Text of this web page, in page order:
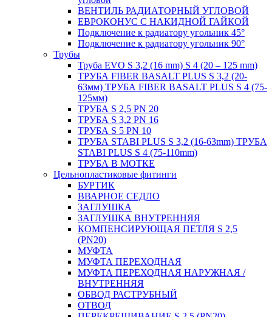
ВЕНТИЛЬ РАДИАТОРНЫЙ УГЛОВОЙ
ЕВРОКОНУС С НАКИДНОЙ ГАЙКОЙ
Подключение к радиатору угольник 45°
Подключение к радиатору угольник 90°
Трубы
Труба EVO S 3,2 (16 mm) S 4 (20 – 125 mm)
ТРУБА FIBER BASALT PLUS S 3,2 (20-
63мм) ТРУБА FIBER BASALT PLUS S 4 (75-
125мм)
ТРУБА S 2,5 PN 20
ТРУБА S 3,2 PN 16
ТРУБА S 5 PN 10
ТРУБА STABI PLUS S 3,2 (16-63mm) ТРУБА
STABI PLUS S 4 (75-110mm)
ТРУБА В МОТКЕ
Цельнопластиковые фитинги
БУРТИК
ВВАРНОЕ СЕДЛО
ЗАГЛУШКА
ЗАГЛУШКА ВНУТРЕННЯЯ
КОМПЕНСИРУЮЩАЯ ПЕТЛЯ S 2,5
(PN20)
МУФТА
МУФТА ПЕРЕХОДНАЯ
МУФТА ПЕРЕХОДНАЯ НАРУЖНАЯ /
ВНУТРЕННЯЯ
ОБВОД РАСТРУБНЫЙ
ОТВОД